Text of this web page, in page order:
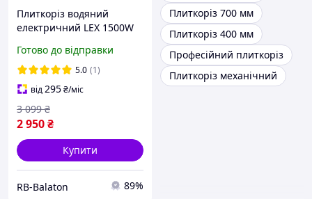
Плиткоріз водяний
електричний LEX 1500W
електричний made in
Poland
Готово до відправки
5.0 (1)
від295₴/міс
2 950₴
3 099 ₴
Купити
RB-Balaton 89%
Плиткоріз 700 мм
Плиткоріз 400 мм
Професійний плиткоріз
Плиткоріз механічний